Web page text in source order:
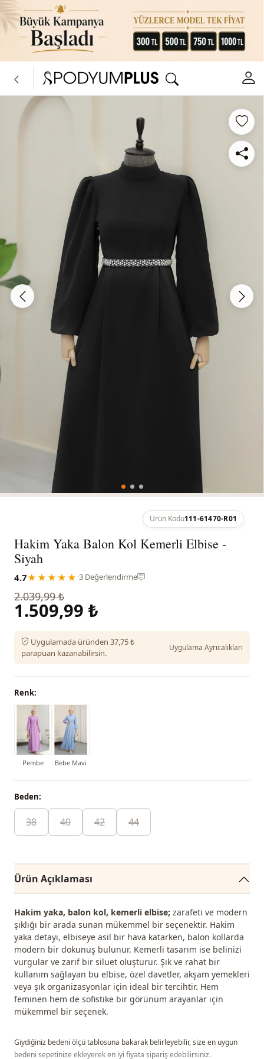
Ürün Kodu111-61470-R01
Hakim Yaka Balon Kol Kemerli Elbise -
Siyah
4.7★★★★★ ·3 Değerlendirme
2.039,99 ₺
1.509,99 ₺
Uygulamada üründen 37,75 ₺
parapuan kazanabilirsin.
Uygulama Ayrıcalıkları
Renk:
Pembe Bebe Mavi
Beden:
38 40 42 44
Ürün Açıklaması
Hakim yaka, balon kol, kemerli elbise; zarafeti ve modern
şıklığı bir arada sunan mükemmel bir seçenektir. Hakim
yaka detayı, elbiseye asil bir hava katarken, balon kollarda
modern bir dokunuş bulunur. Kemerli tasarım ise belinizi
vurgular ve zarif bir siluet oluşturur. Şık ve rahat bir
kullanım sağlayan bu elbise, özel davetler, akşam yemekleri
veya şık organizasyonlar için ideal bir tercihtir. Hem
feminen hem de sofistike bir görünüm arayanlar için
mükemmel bir seçenek.
Giydiğiniz bedeni ölçü tablosuna bakarak belirleyebilir, size en uygun
bedeni sepetinize ekleyerek en iyi fiyata sipariş edebilirsiniz.